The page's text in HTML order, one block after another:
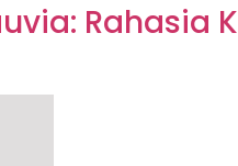
Rahasia